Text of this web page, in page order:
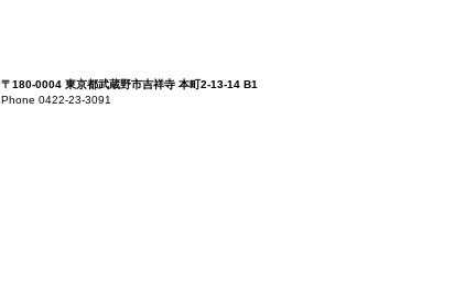
〒180-0004 東京都武蔵野市吉祥寺 本町2-13-14 B1
Phone 0422-23-3091